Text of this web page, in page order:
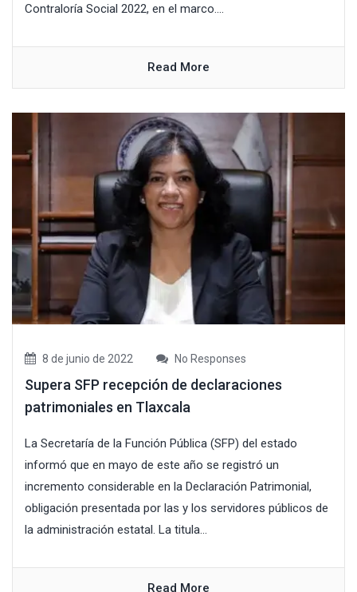
Contraloría Social 2022, en el marco....
Read More
8 de junio de 2022 No Responses
Supera SFP recepción de declaraciones
patrimoniales en Tlaxcala
La Secretaría de la Función Pública (SFP) del estado
informó que en mayo de este año se registró un
incremento considerable en la Declaración Patrimonial,
obligación presentada por las y los servidores públicos de
la administración estatal. La titula...
Read More